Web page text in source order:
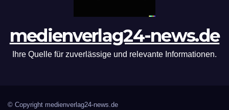
medienverlag24-news.de
Ihre Quelle für zuverlässige und relevante Informationen.
© Copyright medienverlag24-news.de